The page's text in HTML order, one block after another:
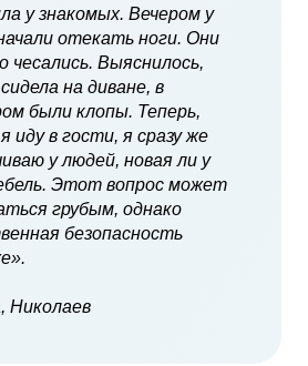
у знакомых. Вечером у
отекать ноги. Они
чесались. Выяснилось,
на диване, в
были клопы. Теперь,
иду в гости, я сразу же
у людей, новая ли у
Этот вопрос может
грубым, однако
безопасность
Николаев